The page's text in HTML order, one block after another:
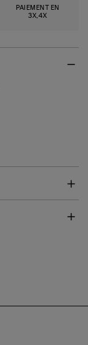
PAIEMENT EN
3X,4X